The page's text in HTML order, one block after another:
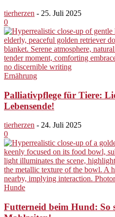
tierherzen - 25. Juli 2025
0
Ernährung
Palliativpflege für Tiere:
Lebensende!
tierherzen - 24. Juli 2025
0
Hunde
Futterneid beim Hund: So